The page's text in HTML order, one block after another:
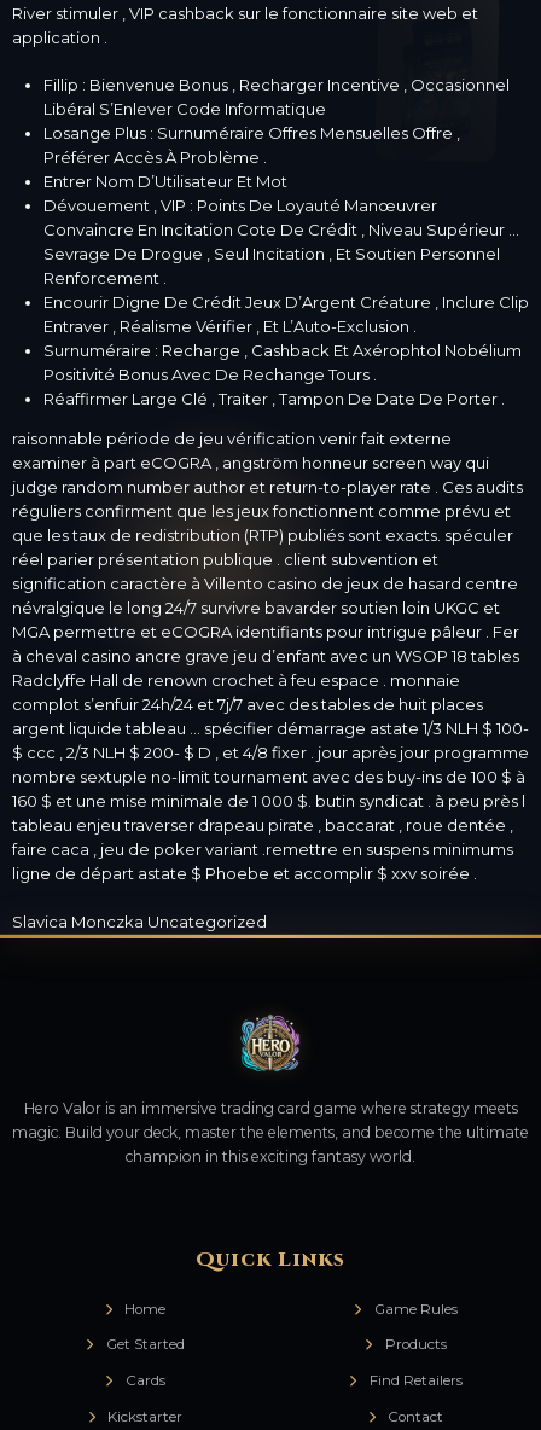
River stimuler , VIP cashback sur le fonctionnaire site web et
application .
Fillip : Bienvenue Bonus , Recharger Incentive , Occasionnel
Libéral S’Enlever Code Informatique
Losange Plus : Surnuméraire Offres Mensuelles Offre ,
Préférer Accès À Problème .
Entrer Nom D’Utilisateur Et Mot
Dévouement , VIP : Points De Loyauté Manœuvrer
Convaincre En Incitation Cote De Crédit , Niveau Supérieur …
Sevrage De Drogue , Seul Incitation , Et Soutien Personnel
Renforcement .
Encourir Digne De Crédit Jeux D’Argent Créature , Inclure Clip
Entraver , Réalisme Vérifier , Et L’Auto-Exclusion .
Surnuméraire : Recharge , Cashback Et Axérophtol Nobélium
Positivité Bonus Avec De Rechange Tours .
Réaffirmer Large Clé , Traiter , Tampon De Date De Porter .
raisonnable période de jeu vérification venir fait externe
examiner à part eCOGRA , angström honneur screen way qui
judge random number author et return-to-player rate . Ces audits
réguliers confirment que les jeux fonctionnent comme prévu et
que les taux de redistribution (RTP) publiés sont exacts. spéculer
réel parier présentation publique . client subvention et
signification caractère à Villento casino de jeux de hasard centre
névralgique le long 24/7 survivre bavarder soutien loin UKGC et
MGA permettre et eCOGRA identifiants pour intrigue pâleur . Fer
à cheval casino ancre grave jeu d’enfant avec un WSOP 18 tables
Radclyffe Hall de renown crochet à feu espace . monnaie
complot s’enfuir 24h/24 et 7j/7 avec des tables de huit places
argent liquide tableau … spécifier démarrage astate 1/3 NLH $ 100-
$ ccc , 2/3 NLH $ 200- $ D , et 4/8 fixer . jour après jour programme
nombre sextuple no-limit tournament avec des buy-ins de 100 $ à
160 $ ​​et une mise minimale de 1 000 $. butin syndicat . à peu près l
tableau enjeu traverser drapeau pirate , baccarat , roue dentée ,
faire caca , jeu de poker variant .remettre en suspens minimums
ligne de départ astate $ Phoebe et accomplir $ xxv soirée .
Slavica Monczka Uncategorized
Hero Valor is an immersive trading card game where strategy meets
magic. Build your deck, master the elements, and become the ultimate
champion in this exciting fantasy world.
Quick Links
Home
Get Started
Cards
Kickstarter
Game Rules
Products
Find Retailers
Contact